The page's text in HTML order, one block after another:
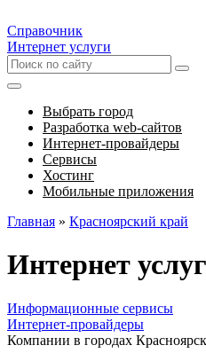
Справочник
Интернет услуги
Выбрать город
Разработка web-сайтов
Интернет-провайдеры
Сервисы
Хостинг
Мобильные приложения
Главная » Красноярский край
Интернет
Информационные сервисы
Интернет-провайдеры
Компании в городах